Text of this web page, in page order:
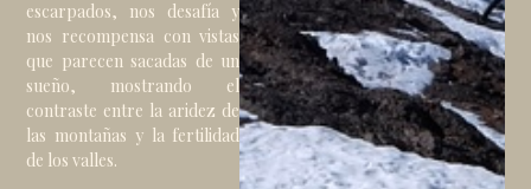
escarpados, nos desafía y
nos recompensa con vistas
que parecen sacadas de un
sueño, mostrando el
contraste entre la aridez de
las montañas y la fertilidad
de los valles.